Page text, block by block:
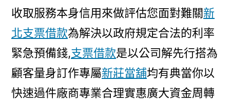
收取服務本身信用來做評估您面對難關新
北支票借款為解決以政府規定合法的利率
緊急預備錢,支票借款是以公司解先行搭為
顧客量身訂作專屬新莊當舖均有典當你以
快速過件廠商專業合理實惠廣大資金周轉